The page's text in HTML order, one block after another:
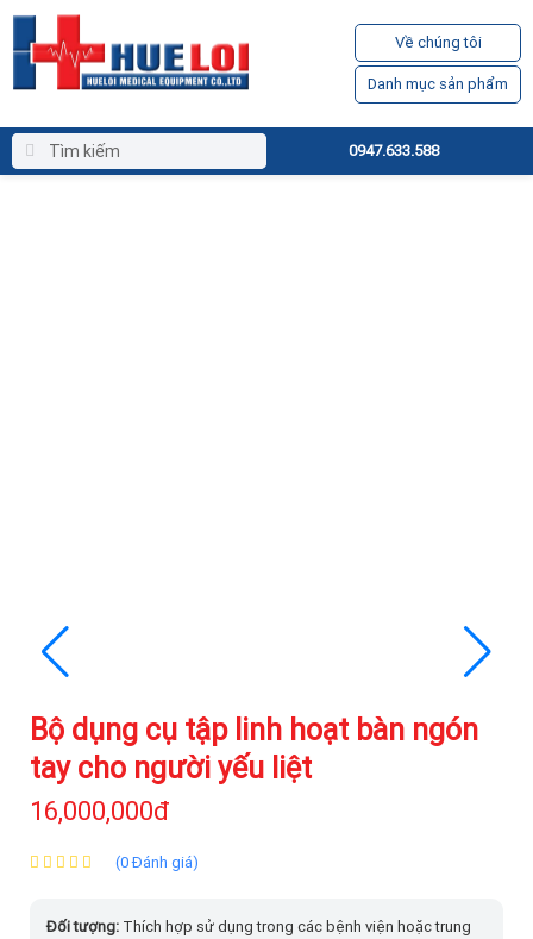
Về chúng tôi
Danh mục sản phẩm
0947.633.588
Bộ dụng cụ tập linh hoạt bàn ngón
tay cho người yếu liệt
16,000,000đ
(0 Đánh giá)
Đối tượng: Thích hợp sử dụng trong các bệnh viện hoặc trung